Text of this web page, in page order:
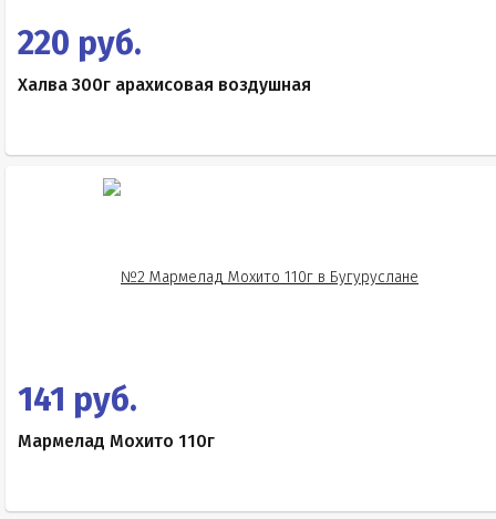
220 руб.
Халва 300г арахисовая воздушная
141 руб.
Мармелад Мохито 110г